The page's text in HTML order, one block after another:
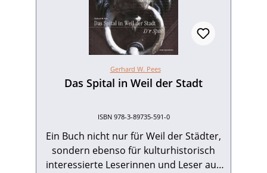
Gerhard W. Pees
Das Spital in Weil der Stadt
ISBN 978-3-89735-591-0
Ein Buch nicht nur für Weil der Städter,
sondern ebenso für kulturhistorisch
interessierte Leserinnen und Leser aus